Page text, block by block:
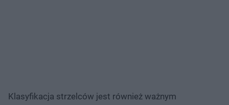
Klasyfikacja strzelców jest również ważnym